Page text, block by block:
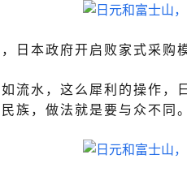
日本政府开启败家式采购
流水，这么犀利的操作，
族，做法就是要与众不同。